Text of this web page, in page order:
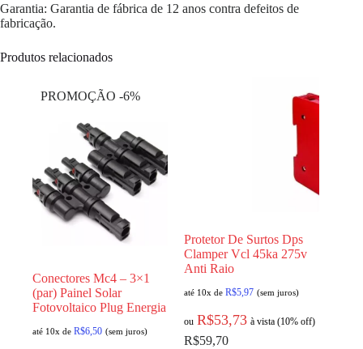
Garantia: Garantia de fábrica de 12 anos contra defeitos de
fabricação.
Produtos relacionados
PROMOÇÃO -6%
Conectores Mc4 – 3×1
(par) Painel Solar
Fotovoltaico Plug Energia
até 10x de R$6,50 (sem juros)
Protetor De Surtos Dps
Clamper Vcl 45ka 275v
Anti Raio
até 10x deR$5,97 (sem juros)
ou R$53,73 à vista (10% off)
R$59,70